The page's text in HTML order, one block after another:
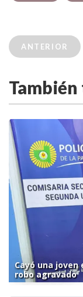
ANTERIOR
Cayó una joven
robo agravado